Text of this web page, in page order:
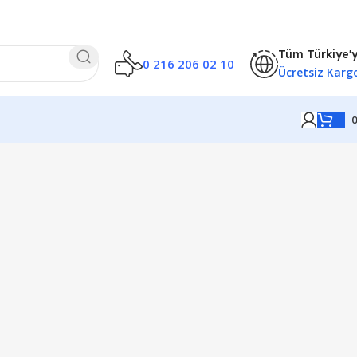
0 216 206 02 10
Tüm
Ücretsiz